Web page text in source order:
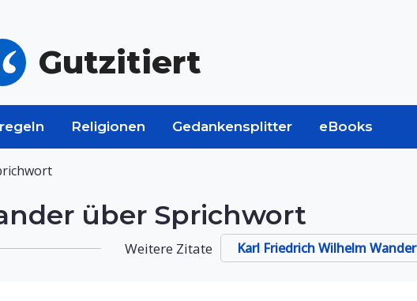
Gutzitiert
Religionen Gedankensplitter eBooks
über Sprichwort
Weitere Zitate Karl Friedrich Wilhelm Wander